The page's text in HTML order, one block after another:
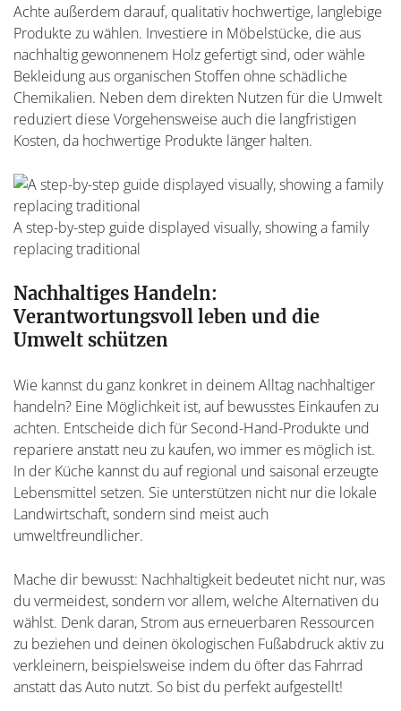
Achte außerdem darauf, qualitativ hochwertige, langlebige
Produkte zu wählen. Investiere in Möbelstücke, die aus
nachhaltig gewonnenem Holz gefertigt sind, oder wähle
Bekleidung aus organischen Stoffen ohne schädliche
Chemikalien. Neben dem direkten Nutzen für die Umwelt
reduziert diese Vorgehensweise auch die langfristigen
Kosten, da hochwertige Produkte länger halten.
A step-by-step guide displayed visually, showing a family
replacing traditional
Nachhaltiges Handeln:
Verantwortungsvoll leben und die
Umwelt schützen
Wie kannst du ganz konkret in deinem Alltag nachhaltiger
handeln? Eine Möglichkeit ist, auf bewusstes Einkaufen zu
achten. Entscheide dich für Second-Hand-Produkte und
repariere anstatt neu zu kaufen, wo immer es möglich ist.
In der Küche kannst du auf regional und saisonal erzeugte
Lebensmittel setzen. Sie unterstützen nicht nur die lokale
Landwirtschaft, sondern sind meist auch
umweltfreundlicher.
Mache dir bewusst: Nachhaltigkeit bedeutet nicht nur, was
du vermeidest, sondern vor allem, welche Alternativen du
wählst. Denk daran, Strom aus erneuerbaren Ressourcen
zu beziehen und deinen ökologischen Fußabdruck aktiv zu
verkleinern, beispielsweise indem du öfter das Fahrrad
anstatt das Auto nutzt. So bist du perfekt aufgestellt!